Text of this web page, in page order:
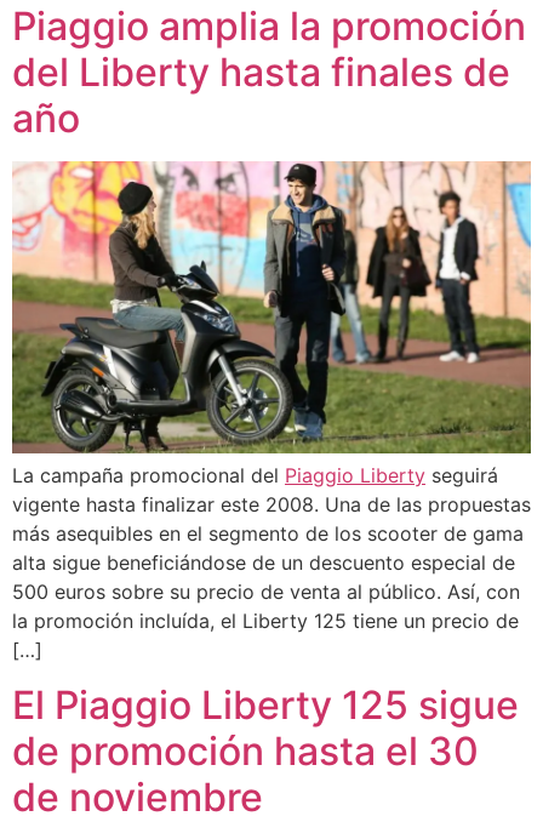
Piaggio amplia la promoción
del Liberty hasta finales de
año
La campaña promocional del Piaggio Liberty seguirá
vigente hasta finalizar este 2008. Una de las propuestas
más asequibles en el segmento de los scooter de gama
alta sigue beneficiándose de un descuento especial de
500 euros sobre su precio de venta al público. Así, con
la promoción incluída, el Liberty 125 tiene un precio de
[…]
El Piaggio Liberty 125 sigue
de promoción hasta el 30
de noviembre